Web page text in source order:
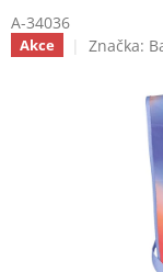
A-34036
Akce Značka: